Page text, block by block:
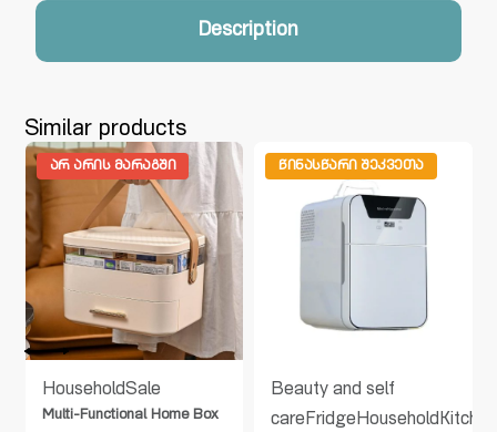
Description
Similar products
ᲐᲠ ᲐᲠᲘᲡ ᲛᲐᲠᲐᲒᲨᲘ
HouseholdSale
Multi-Functional Home Box
ᲬᲘᲜᲐᲡᲬᲐᲠᲘ ᲨᲔᲙᲕᲔᲗᲐ
Beauty and self
careFridgeHouseholdKitchen